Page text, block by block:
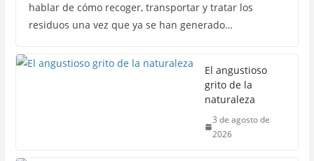
hablar de cómo recoger, transportar y tratar los
residuos una vez que ya se han generado…
El angustioso
grito de la
naturaleza
3 de agosto de
2026